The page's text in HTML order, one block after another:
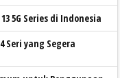
5G Series di Indonesia
Seri yang Segera